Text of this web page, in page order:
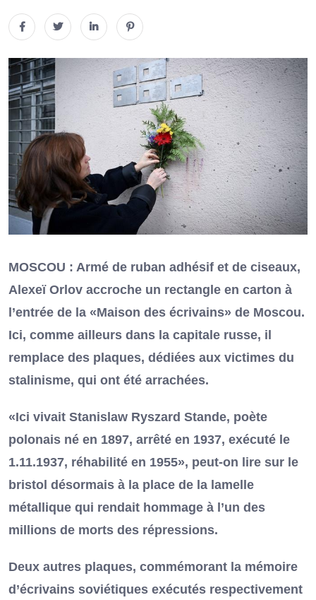
MOSCOU : Armé de ruban adhésif et de ciseaux,
Alexeï Orlov accroche un rectangle en carton à
l’entrée de la «Maison des écrivains» de Moscou.
Ici, comme ailleurs dans la capitale russe, il
remplace des plaques, dédiées aux victimes du
stalinisme, qui ont été arrachées.
«Ici vivait Stanislaw Ryszard Stande, poète
polonais né en 1897, arrêté en 1937, exécuté le
1.11.1937, réhabilité en 1955», peut-on lire sur le
bristol désormais à la place de la lamelle
métallique qui rendait hommage à l’un des
millions de morts des répressions.
Deux autres plaques, commémorant la mémoire
d’écrivains soviétiques exécutés respectivement